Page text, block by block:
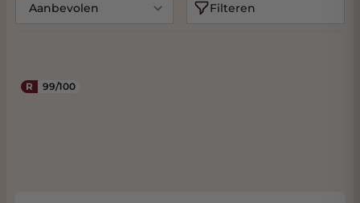
Filteren
R 99/100